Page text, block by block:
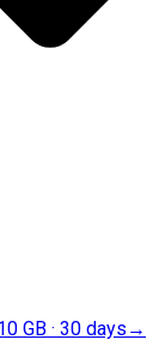
GB · 30 days →